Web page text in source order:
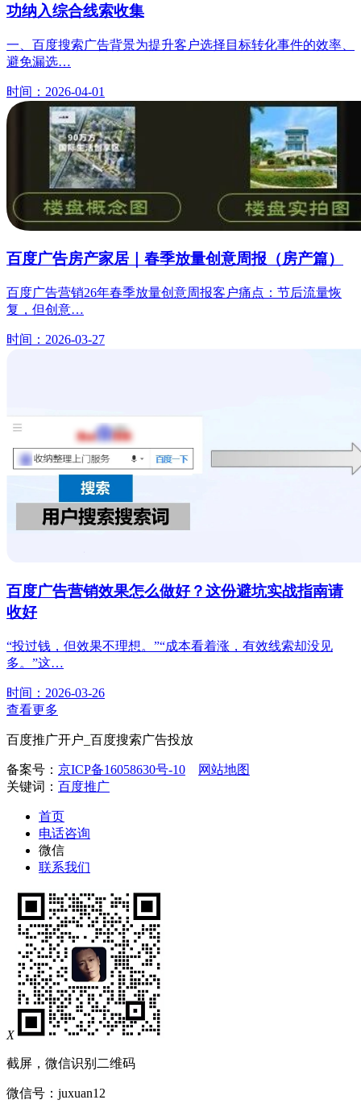
功纳入综合线索收集
一、百度搜索广告背景为提升客户选择目标转化事件的效率、
避免漏选…
时间：2026-04-01
百度广告房产家居｜春季放量创意周报（房产篇）
百度广告营销26年春季放量创意周报客户痛点：节后流量恢
复，但创意…
时间：2026-03-27
百度广告营销效果怎么做好？这份避坑实战指南请
收好
“投过钱，但效果不理想。”“成本看着涨，有效线索却没见
多。”这…
时间：2026-03-26
查看更多
百度推广开户_百度搜索广告投放
备案号： 京ICP备16058630号-10
网站地图
关键词： 百度推广
首页
电话咨询
微信
联系我们
X
截屏，微信识别二维码
微信号： juxuan12